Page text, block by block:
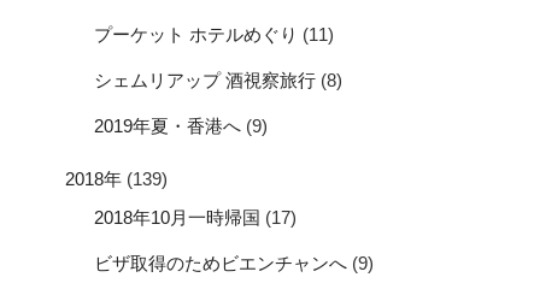
プーケット ホテルめぐり (11)
シェムリアップ 酒視察旅行 (8)
2019年夏・香港へ (9)
2018年 (139)
2018年10月一時帰国 (17)
ビザ取得のためビエンチャンへ (9)